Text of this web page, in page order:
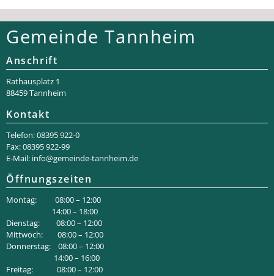
Gemeinde Tannheim
Anschrift
Rathaus­platz 1
88459 Tannheim
Kontakt
Telefon: 08395 922-0
Fax: 08395 922-99
E-Mail: info@gemeinde-tannheim.de
Öffnungszeiten
Montag: 08:00 – 12:00
14:00 – 18:00
Dienstag: 08:00 – 12:00
Mittwoch: 08:00 – 12:00
Donnerstag: 08:00 – 12:00
14:00 – 16:00
Freitag: 08:00 – 12:00